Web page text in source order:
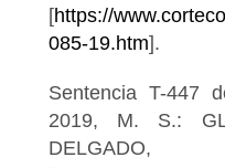
[https://
085-19.htm].
Sentencia T-447
2019, M. S.: